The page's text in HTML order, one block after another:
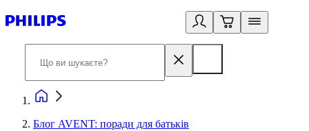
Блог AVENT: поради для батьків